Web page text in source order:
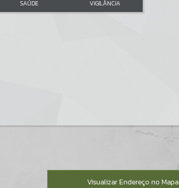
SAÚDE VIGILÂNCIA
Visualizar Endereço no Mapa